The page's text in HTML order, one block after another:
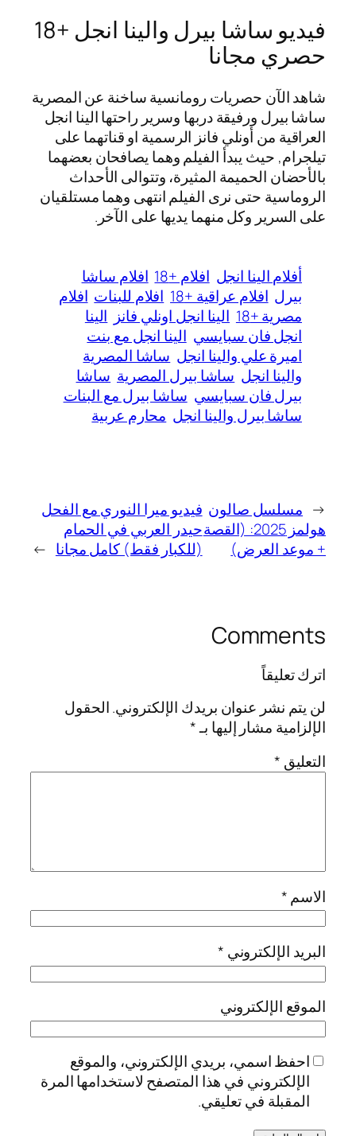
فيديو ساشا بيرل والينا انجل +18
حصري مجانا
شاهد الآن حصريات رومانسية ساخنة عن المصرية
ساشا بيرل ورفيقة دربها وسرير راحتها الينا انجل
العراقية من أونلي فانز الرسمية او قناتهما على
تيلجرام, حيث يبدأ الفيلم وهما يصافحان بعضهما
بالأحضان الحميمة المثيرة، وتتوالى الأحداث
الروماسية حتى نرى الفيلم انتهى وهما مستلقيان
على السرير وكل منهما يديها على الآخر.
أفلام الينا انجل افلام +18
افلام ساشا
بيرل افلام عراقية +18 افلام للبنات افلام
مصرية +18
الينا انجل اونلي فانز الينا
انجل فان سبايسي الينا انجل مع بنت
اميرة علي والينا انجل ساشا المصرية
والينا انجل ساشا بيرل المصرية ساشا
بيرل فان سبايسي ساشا بيرل مع البنات
ساشا بيرل والينا انجل محارم عربية
← مسلسل صالون
هولمز 2025: (القصة
+ موعد العرض)
فيديو ميرا النوري مع الفحل
حيدر العربي في الحمام
(للكبار فقط) كامل مجانا →
Comments
اترك تعليقاً
لن يتم نشر عنوان بريدك الإلكتروني.الحقول
الإلزامية مشار إليها بـ*
التعليق *
الاسم*
البريد الإلكتروني *
الموقع الإلكتروني
احفظ اسمي، بريدي الإلكتروني، والموقع
الإلكتروني في هذا المتصفح لاستخدامها المرة
المقبلة في تعليقي.